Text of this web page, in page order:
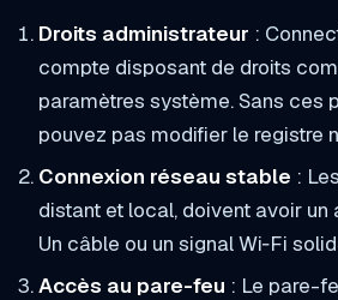
Droits administrateur :
compte disposant de droits
paramètres système. Sans ces
pouvez pas modifier le registre
Connexion réseau stable :
distant et local, doivent avoir
Un câble ou un signal Wi‑Fi
Accès au pare-feu : Le pare-